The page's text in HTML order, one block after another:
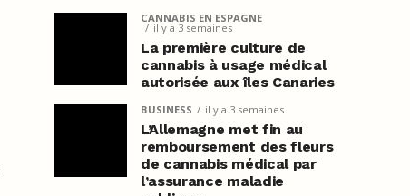
CANNABIS EN ESPAGNE
il y a 3 semaines
La première culture de
cannabis à usage médical
autorisée aux îles Canaries
BUSINESS il y a 3 semaines
L’Allemagne met fin au
remboursement des fleurs
de cannabis médical par
l’assurance maladie